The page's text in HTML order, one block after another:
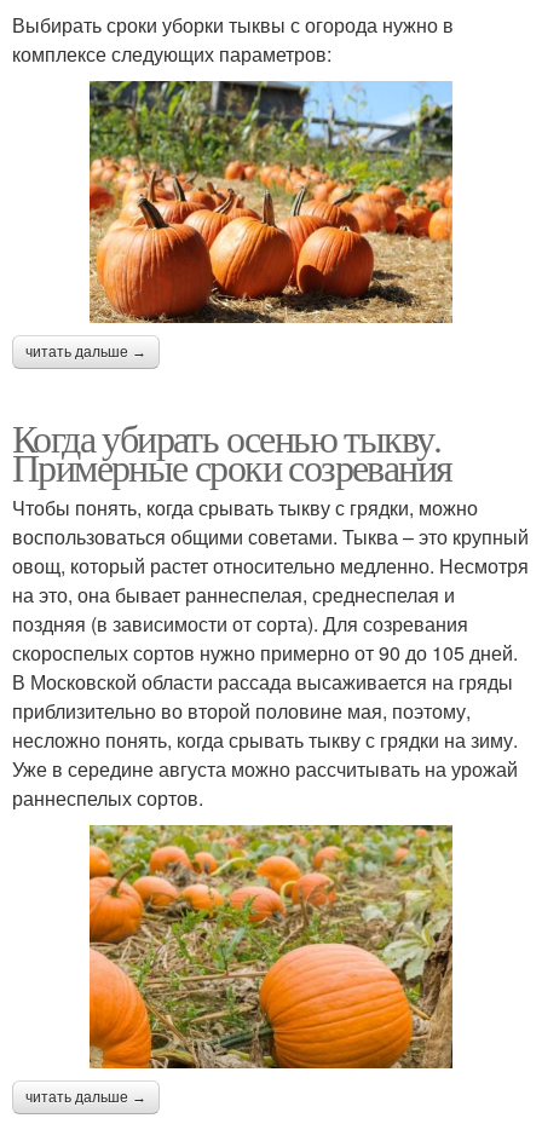
Выбирать сроки уборки тыквы с огорода нужно в
комплексе следующих параметров:
читать дальше →
Когда убирать осенью тыкву.
Примерные сроки созревания
Чтобы понять, когда срывать тыкву с грядки, можно
воспользоваться общими советами. Тыква – это крупный
овощ, который растет относительно медленно. Несмотря
на это, она бывает раннеспелая, среднеспелая и
поздняя (в зависимости от сорта). Для созревания
скороспелых сортов нужно примерно от 90 до 105 дней.
В Московской области рассада высаживается на гряды
приблизительно во второй половине мая, поэтому,
несложно понять, когда срывать тыкву с грядки на зиму.
Уже в середине августа можно рассчитывать на урожай
раннеспелых сортов.
читать дальше →